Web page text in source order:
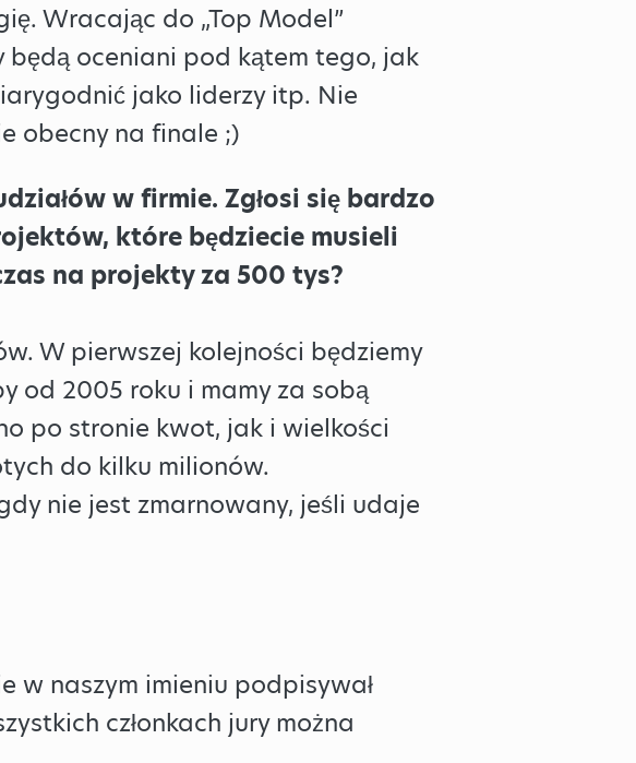
Wracając do „Top Model”
będą oceniani pod kątem tego, jak
jako liderzy itp. Nie
obecny na finale ;)
w firmie. Zgłosi się bardzo
które będziecie musieli
na projekty za 500 tys?
W pierwszej kolejności będziemy
od 2005 roku i mamy za sobą
po stronie kwot, jak i wielkości
do kilku milionów.
nie jest zmarnowany, jeśli udaje
w naszym imieniu podpisywał
członkach jury można